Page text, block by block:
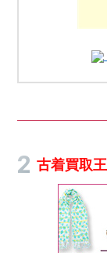
古着買取